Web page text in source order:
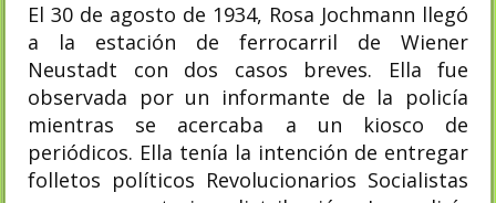
El 30 de agosto de 1934, Rosa Jochmann llegó
a la estación de ferrocarril de Wiener
Neustadt con dos casos breves. Ella fue
observada por un informante de la policía
mientras se acercaba a un kiosco de
periódicos. Ella tenía la intención de entregar
folletos políticos Revolucionarios Socialistas